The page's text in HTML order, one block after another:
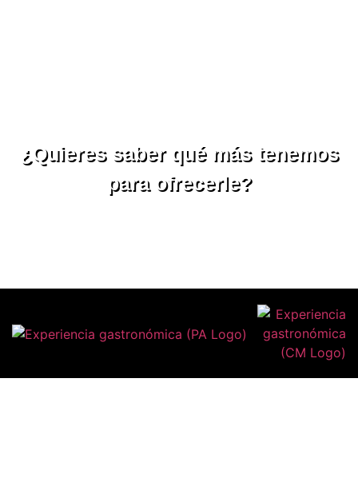
¿Quieres saber qué más tenemos
para ofrecerle?